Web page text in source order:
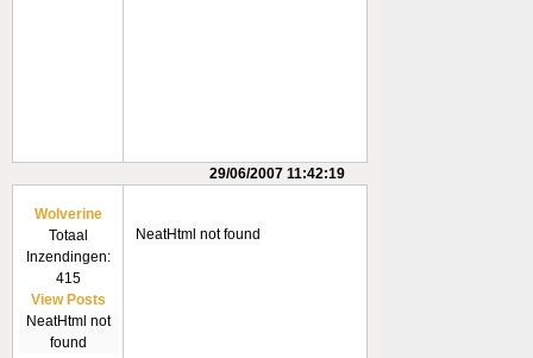
29/06/2007 11:42:19
Wolverine
Totaal
Inzendingen:
415
View Posts
NeatHtml not
found
NeatHtml not found